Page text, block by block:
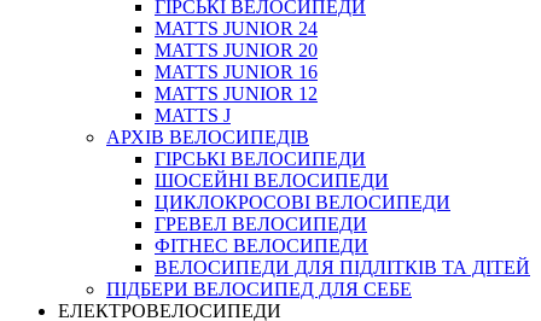
ГIРСЬКI ВЕЛОСИПЕДИ
MATTS JUNIOR 24
MATTS JUNIOR 20
MATTS JUNIOR 16
MATTS JUNIOR 12
MATTS J
АРХIВ ВЕЛОСИПЕДIВ
ГІРСЬКІ ВЕЛОСИПЕДИ
ШОСЕЙНІ ВЕЛОСИПЕДИ
ЦИКЛОКРОСОВІ ВЕЛОСИПЕДИ
ГРЕВЕЛ ВЕЛОСИПЕДИ
ФІТНЕС ВЕЛОСИПЕДИ
ВЕЛОСИПЕДИ ДЛЯ ПІДЛІТКІВ ТА ДІТЕЙ
ПIДБЕРИ ВЕЛОСИПЕД ДЛЯ СЕБЕ
ЕЛЕКТРОВЕЛОСИПЕДИ